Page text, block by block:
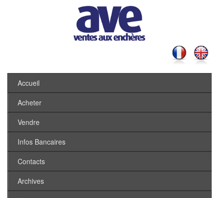
Accueil
Acheter
Vendre
Infos Bancaires
Contacts
Archives